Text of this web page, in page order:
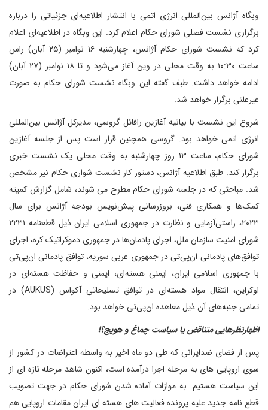
وبگاه آژانس بین‌المللی انرژی اتمی با انتشار اطلاعیه‌ای جزئیاتی را درباره
برگزاری نشست فصلی شورای حکام اعلام کرد. این وبگاه در اطلاعیه‌ای اعلام
کرد که نشست شورای حکام آژانس، چهارشنبه ۱۶ نوامبر (۲۵ آبان) راس
ساعت ۱۰:۳۰ به وقت محلی در وین آغاز می‌شود و تا ۱۸ نوامبر (۲۷ آبان)
ادامه خواهد داشت. طبف گفته این وبگاه نشست شورای حکام به صورت
غیرعلنی برگزار خواهد شد.
شروع این نشست با بیانیه آغازین رافائل گروسی، مدیرکل آژانس بین‌المللی
انرژی اتمی خواهد بود. گروسی همچنین قرار است پس از جلسه آغازین
شورای حکام، ساعت ۱۳ روز چهارشنبه به وقت محلی یک نشست خبری
برگزار کند. طبق اطلاعیه آژانس، دستور کار نشست شواری حکام نیز مشخص
شد. مباحثی که در جلسه شورای حکام مطرح می شوند، شامل گزارش کمیته
کمک‌ها و همکاری فنی، بروزرسانی پیش‌نویس بودجه آژانس برای سال
۲۰۲۳، راستی‌آزمایی و نظارت در جمهوری اسلامی ایران ذیل قطعنامه ۲۲۳۱
شورای امنیت سازمان ملل، اجرای پادمان‌ها در جمهوری دموکراتیک کره، اجرای
توافق‌های پادمانی ان‌پی‌تی در جمهوری عربی سوریه، توافق پادمانی ان‌پی‌تی
با جمهوری اسلامی ایران، ایمنی هسته‌ای، ایمنی و حفاظت هسته‌ای در
اوکراین، انتقال مواد هسته‌ای در توافق تسلیحاتی آکواس (AUKUS) در
تمامی جنبه‌های آن ذیل معاهده ان‌پی‌تی خواهد بود.
اظهارنظرهایی متناقض یا سیاست چماغ و هویج؟!
پس از فضای ضدایرانی که طی دو ماه اخیر به واسطه اعتراضات در کشور از
سوی اروپایی های به مرحله اجرا درآمده است، اکنون شاهد مرحله تازه ای از
این سیاست هستیم. به موازات آماده شدن شورای حکام در جهت تصویب
قطع نامه جدید علیه پرونده فعالیت های هسته ای ایران مقامات اروپایی هم